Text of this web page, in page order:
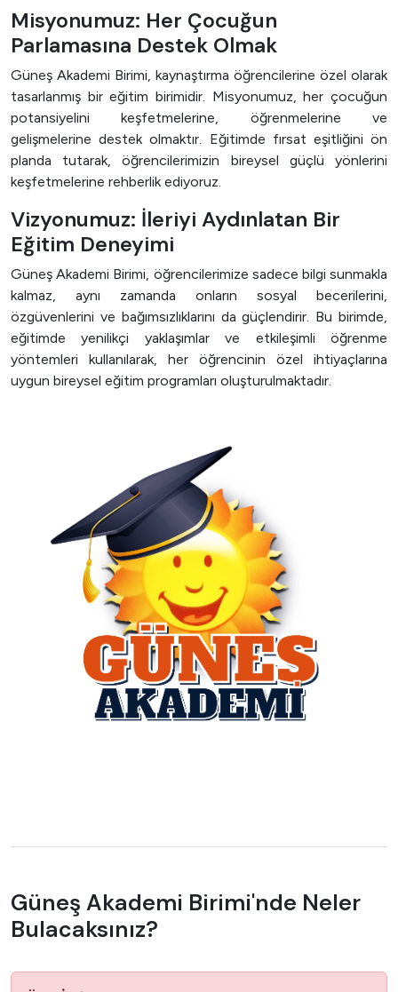
Misyonumuz: Her Çocuğun
Parlamasına Destek Olmak
Güneş Akademi Birimi, kaynaştırma öğrencilerine özel olarak
tasarlanmış bir eğitim birimidir. Misyonumuz, her çocuğun
potansiyelini keşfetmelerine, öğrenmelerine ve
gelişmelerine destek olmaktır. Eğitimde fırsat eşitliğini ön
planda tutarak, öğrencilerimizin bireysel güçlü yönlerini
keşfetmelerine rehberlik ediyoruz.
Vizyonumuz: İleriyi Aydınlatan Bir
Eğitim Deneyimi
Güneş Akademi Birimi, öğrencilerimize sadece bilgi sunmakla
kalmaz, aynı zamanda onların sosyal becerilerini,
özgüvenlerini ve bağımsızlıklarını da güçlendirir. Bu birimde,
eğitimde yenilikçi yaklaşımlar ve etkileşimli öğrenme
yöntemleri kullanılarak, her öğrencinin özel ihtiyaçlarına
uygun bireysel eğitim programları oluşturulmaktadır.
Güneş Akademi Birimi'nde Neler
Bulacaksınız?